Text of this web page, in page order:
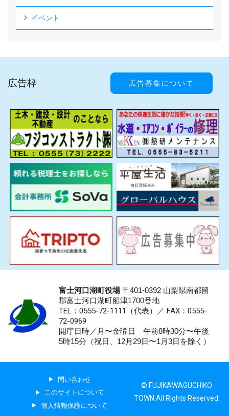
イベント
広告枠 広告募集について
富士河口湖町役場〒401-0392 山梨県南都留
郡富士河口湖町船津1700番地
TEL：0555-72-1111 （代表）／ FAX：0555-
72-0969
開庁日時／月〜金曜日 午前8時30分〜午後
5時15分（祝日、12月29日〜1月3日を除く）
問い合わせ
このサイトについて
個人情報保護について
© FUJIKAWAGUCHIKO
TOWN All Rights Reserved.